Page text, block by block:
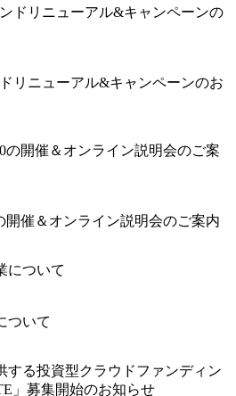
リニューアル&キャンペーンのお
開催＆オンライン説明会のご案内
ついて